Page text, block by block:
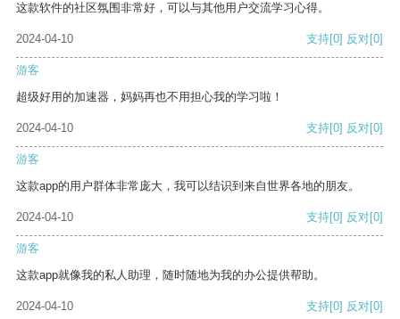
这款软件的社区氛围非常好，可以与其他用户交流学习心得。
2024-04-10 支持[0] 反对[0]
游客
超级好用的加速器，妈妈再也不用担心我的学习啦！
2024-04-10 支持[0] 反对[0]
游客
这款app的用户群体非常庞大，我可以结识到来自世界各地的朋友。
2024-04-10 支持[0] 反对[0]
游客
这款app就像我的私人助理，随时随地为我的办公提供帮助。
2024-04-10 支持[0] 反对[0]